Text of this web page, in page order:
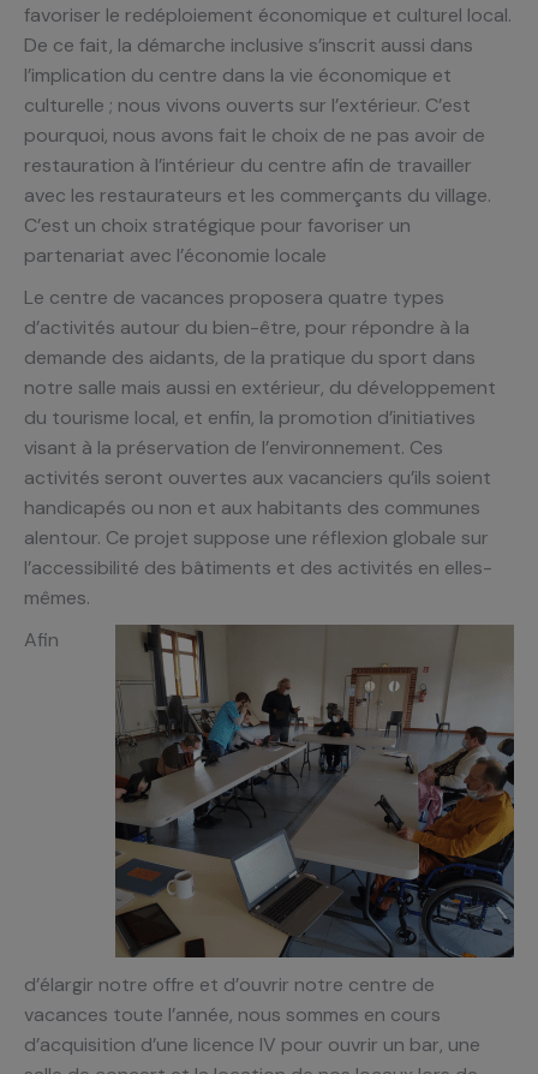
favoriser le redéploiement économique et culturel local.
De ce fait, la démarche inclusive s’inscrit aussi dans
l’implication du centre dans la vie économique et
culturelle ; nous vivons ouverts sur l’extérieur. C’est
pourquoi, nous avons fait le choix de ne pas avoir de
restauration à l’intérieur du centre afin de travailler
avec les restaurateurs et les commerçants du village.
C’est un choix stratégique pour favoriser un
partenariat avec l’économie locale
Le centre de vacances proposera quatre types
d’activités autour du bien-être, pour répondre à la
demande des aidants, de la pratique du sport dans
notre salle mais aussi en extérieur, du développement
du tourisme local, et enfin, la promotion d’initiatives
visant à la préservation de l’environnement. Ces
activités seront ouvertes aux vacanciers qu’ils soient
handicapés ou non et aux habitants des communes
alentour. Ce projet suppose une réflexion globale sur
l’accessibilité des bâtiments et des activités en elles-
mêmes.
Afin
d’élargir notre offre et d’ouvrir notre centre de
vacances toute l’année, nous sommes en cours
d’acquisition d’une licence IV pour ouvrir un bar, une